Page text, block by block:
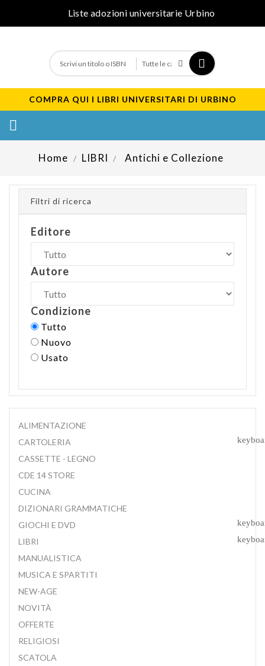
Liste adozioni universitarie Urbino
COMPRA QUI I LIBRI UNIVERSITARI DI URBINO

Home LIBRI Antichi e Collezione
Filtri di ricerca
Editore
Autore
Condizione
Tutto
Nuovo
Usato
ALIMENTAZIONE
CARTOLERIA
CASSETTE - LEGNO
CDE 14 STORE
CUCINA
DIZIONARI GRAMMATICHE
GIOCHI E DVD
LIBRI
MANUALISTICA
MUSICA E SPARTITI
NEW-AGE
NOVITÀ
OFFERTE
RELIGIOSI
SCATOLA